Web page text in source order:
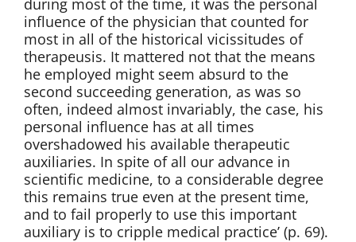
during most of the time, it was the personal
influence of the physician that counted for
most in all of the historical vicissitudes of
therapeusis. It mattered not that the means
he employed might seem absurd to the
second succeeding generation, as was so
often, indeed almost invariably, the case, his
personal influence has at all times
overshadowed his available therapeutic
auxiliaries. In spite of all our advance in
scientific medicine, to a considerable degree
this remains true even at the present time,
and to fail properly to use this important
auxiliary is to cripple medical practice’ (p. 69).